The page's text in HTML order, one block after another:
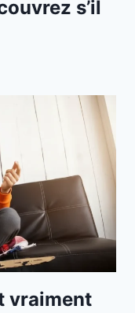
s’il
vraiment